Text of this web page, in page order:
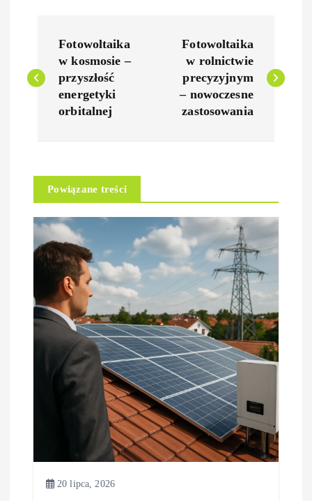
a
g
a
c
a
w
Fotowoltaika
w kosmosie –
przyszłość
energetyki
orbitalnej
Fotowoltaika
w rolnictwie
precyzyjnym
– nowoczesne
zastosowania
Powiązane treści
20 lipca, 2026